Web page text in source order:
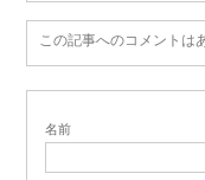
この記事へのコメントは
名前